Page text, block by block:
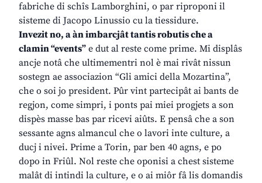
fabriche di schîs Lamborghini, o par riproponi il
sisteme di Jacopo Linussio cu la tiessidure.
Invezit no, a àn imbarcjât tantis robutis che a
clamin “events” e dut al reste come prime. Mi displâs
ancje notâ che ultimementri nol è mai rivât nissun
sostegn ae associazion “Gli amici della Mozartina”,
che o soi jo president. Pûr vint partecipât ai bants de
regjon, come simpri, i ponts pai miei progjets a son
dispès masse bas par ricevi aiûts. E pensâ che a son
sessante agns almancul che o lavori inte culture, a
ducj i nivei. Prime a Torin, par ben 40 agns, e po
dopo in Friûl. Nol reste che oponisi a chest sisteme
malât di intindi la culture, e o ai miôr fâ lis domandis